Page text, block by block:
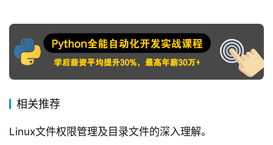
相关推荐
Linux文件权限管理及目录文件的深入理解。